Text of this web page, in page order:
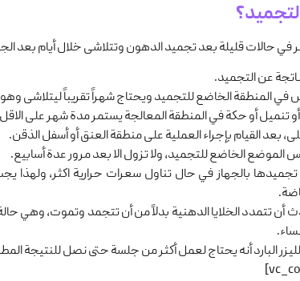
في حالات قليلة بعد تجميد الدهون وتتلاشى خلال أيام بعد
عن التجميد.
المنطقة الخاضع للتجميد ويحتاج شهراً تقريباً ليتلاشى
تنميل أو حكة في المنطقة المعالجة يستمر مدة شهر على
القيام بإجراء العملية على منطقة العنق أو أسفل الذقن.
الخاضع للتجميد، ولا تزول الا بعد مرور عدة أسابيع.
بالجهاز في حال تناول سعرات حرارية اكثر، ولهذا
أن تتمدد الخلايا الدهنية بدلاً من أن تتجمد وتموت، وهي
البارد أنه يحتاج لعمل أكثر من جلسة حتی نصل للنتيجة